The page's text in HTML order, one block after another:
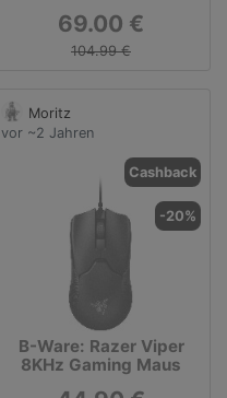
69.00 €
104.99 €
Moritz
vor ~2 Jahren
Cashback
-20%
B-Ware: Razer Viper
8KHz Gaming Maus